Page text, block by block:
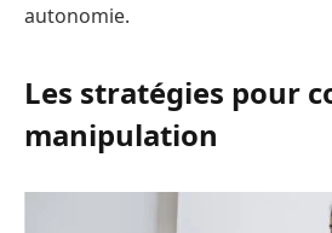
autonomie.
Les stratégies pour
manipulation